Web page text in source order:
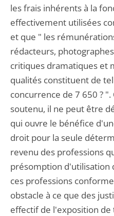
les frais inhérents à la
effectivement utilisées
et que " les
rédacteurs,
critiques dramatiques et
qualités constituent de
concurrence de 7 650 ?
soutenu, il ne peut être
qui ouvre le bénéfice
droit pour la seule
revenu des professions
présomption d'utilisation
ces professions
obstacle à ce que des
effectif de l'exposition